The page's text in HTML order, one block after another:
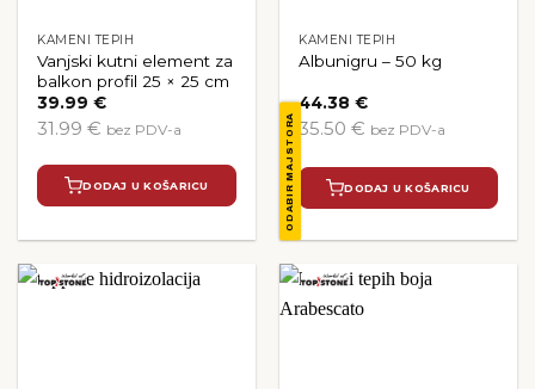
KAMENI TEPIH
Vanjski kutni element za
balkon profil 25 × 25 cm
39.99€
31.99 € bez PDV-a
DODAJ U KOŠARICU ODABIR MAJSTORA
KAMENI TEPIH
Albunigru – 50 kg
44.38€
35.50 € bez PDV-a
DODAJ U KOŠARICU